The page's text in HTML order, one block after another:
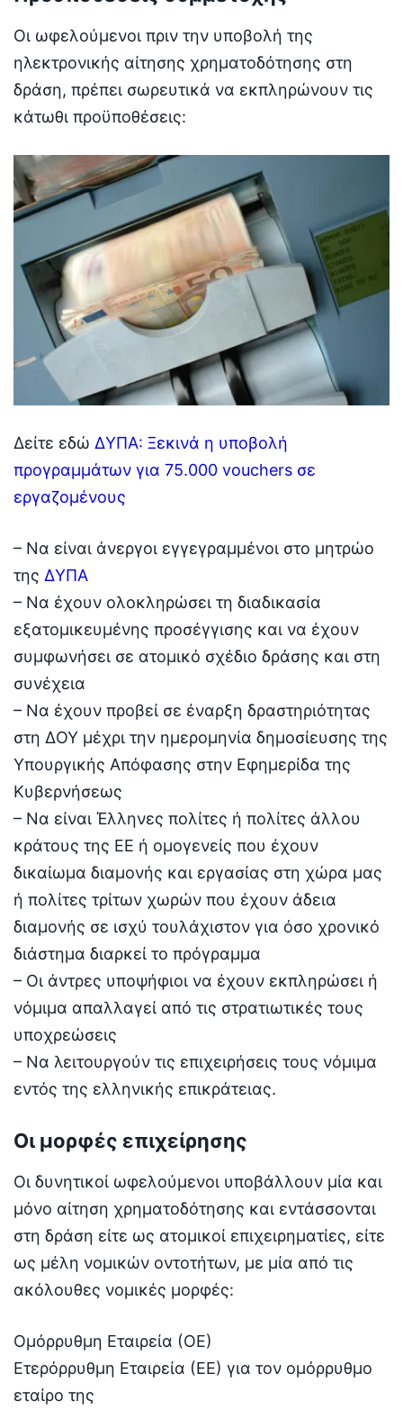
Οι ωφελούμενοι πριν την υποβολή της
ηλεκτρονικής αίτησης χρηματοδότησης στη
δράση, πρέπει σωρευτικά να εκπληρώνουν τις
κάτωθι προϋποθέσεις:
Δείτε εδώ ΔΥΠΑ: Ξεκινά η υποβολή
προγραμμάτων για 75.000 vouchers σε
εργαζομένους
– Να είναι άνεργοι εγγεγραμμένοι στο μητρώο
της ΔΥΠΑ
– Να έχουν ολοκληρώσει τη διαδικασία
εξατομικευμένης προσέγγισης και να έχουν
συμφωνήσει σε ατομικό σχέδιο δράσης και στη
συνέχεια
– Να έχουν προβεί σε έναρξη δραστηριότητας
στη ΔΟΥ μέχρι την ημερομηνία δημοσίευσης της
Υπουργικής Απόφασης στην Εφημερίδα της
Κυβερνήσεως
– Να είναι Έλληνες πολίτες ή πολίτες άλλου
κράτους της ΕΕ ή ομογενείς που έχουν
δικαίωμα διαμονής και εργασίας στη χώρα μας
ή πολίτες τρίτων χωρών που έχουν άδεια
διαμονής σε ισχύ τουλάχιστον για όσο χρονικό
διάστημα διαρκεί το πρόγραμμα
– Οι άντρες υποψήφιοι να έχουν εκπληρώσει ή
νόµιµα απαλλαγεί από τις στρατιωτικές τους
υποχρεώσεις
– Να λειτουργούν τις επιχειρήσεις τους νόμιμα
εντός της ελληνικής επικράτειας.
Οι μορφές επιχείρησης
Οι δυνητικοί ωφελούμενοι υποβάλλουν μία και
μόνο αίτηση χρηματοδότησης και εντάσσονται
στη δράση είτε ως ατομικοί επιχειρηματίες, είτε
ως μέλη νομικών οντοτήτων, με μία από τις
ακόλουθες νομικές μορφές:
Ομόρρυθμη Εταιρεία (ΟΕ)
Ετερόρρυθμη Εταιρεία (ΕΕ) για τον ομόρρυθμο
εταίρο της